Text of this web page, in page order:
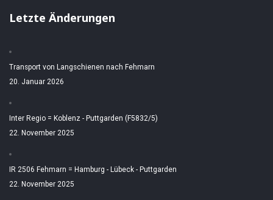
Letzte Änderungen
Transport von Langschienen nach Fehmarn
20. Januar 2026
Inter Regio = Koblenz - Puttgarden (F5832/5)
22. November 2025
IR 2506 Fehmarn = Hamburg - Lübeck - Puttgarden
22. November 2025